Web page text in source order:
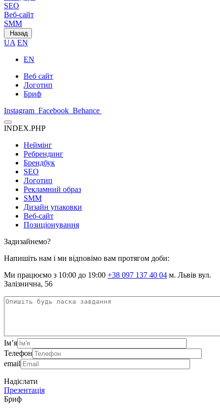
SEO
Веб-сайт
SMM
Назад
UA EN
EN
Веб сайт
Логотип
Бриф
Instagram Facebook Behance
INDEX.PHP
Неймінг
Ребрендинг
Брендбук
SEO
Логотип
Рекламний образ
SMM
Дизайн упаковки
Веб-сайт
Позиціонування
Задизайнемо?
Напишіть нам і ми відповімо вам протягом доби:
Ми працюємо з 10:00 до 19:00 +38 097 137 40 04 м. Львів вул.
Залізнична, 56
Ім’я
Телефон
email
Надіслати
Презентація
Бриф